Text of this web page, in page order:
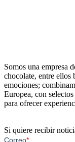
Somos una empresa
chocolate, entre ellos
emociones;
Europea, con
para ofrecer
Si quiere recibir